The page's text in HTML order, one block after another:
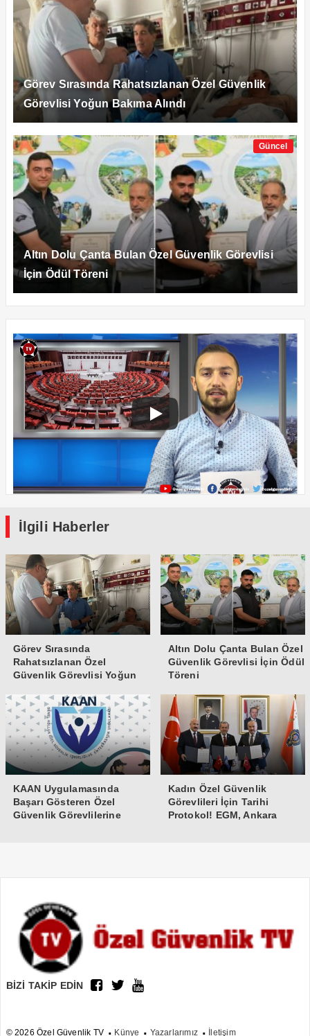
Görev Sırasında Rahatsızlanan Özel Güvenlik
Görevlisi Yoğun Bakıma Alındı
Güncel
Altın Dolu Çanta Bulan Özel Güvenlik Görevlisi
İçin Ödül Töreni
İlgili Haberler
Görev Sırasında
Rahatsızlanan Özel
Güvenlik Görevlisi Yoğun
Altın Dolu Çanta Bulan Özel
Güvenlik Görevlisi İçin Ödül
Töreni
KAAN Uygulamasında
Başarı Gösteren Özel
Güvenlik Görevlilerine
Kadın Özel Güvenlik
Görevlileri İçin Tarihi
Protokol! EGM, Ankara
BİZİ TAKİP EDİN
© 2026 Özel Güvenlik TV Künye Yazarlarımız İletişim